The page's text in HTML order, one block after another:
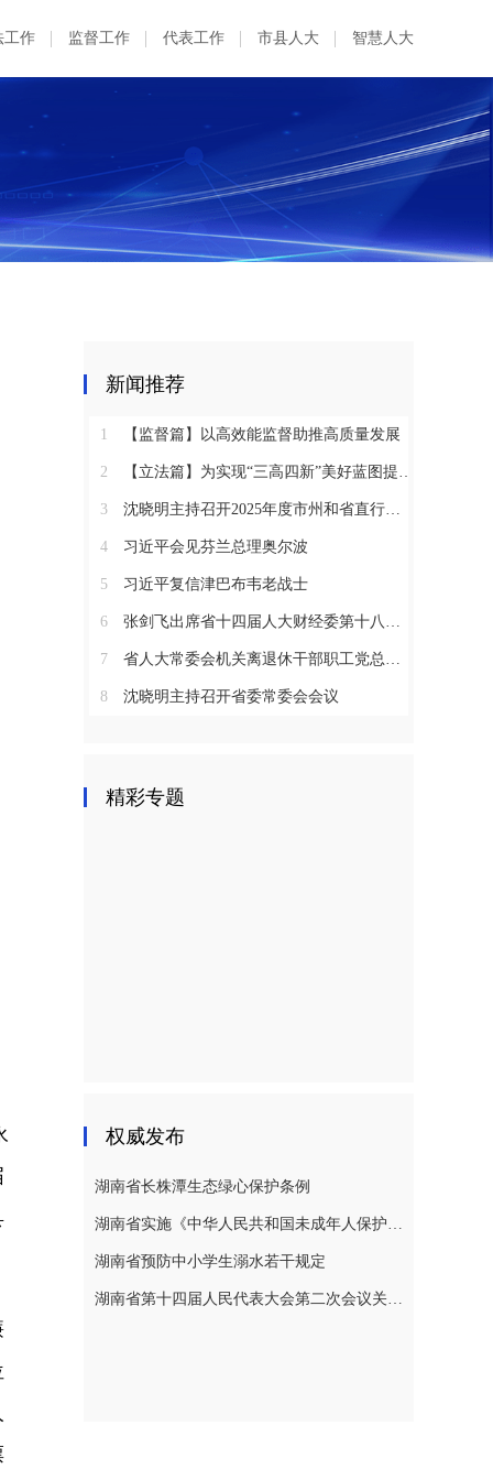
工作 监督工作 代表工作 市县人大 智慧人大
新闻推荐
1 【监督篇】以高效能监督助推高质量发展
2 【立法篇】为实现“三高四新”美好蓝图提供坚实法治保障
3 沈晓明主持召开2025年度市州和省直行业系统党（工）委书记抓基层党建工作述职评议会议
4 习近平会见芬兰总理奥尔波
5 习近平复信津巴布韦老战士
6 张剑飞出席省十四届人大财经委第十八次全体会议
7 省人大常委会机关离退休干部职工党总支召开2025年度总结表彰大会
8 沈晓明主持召开省委常委会会议
精彩专题
权威发布
湖南省长株潭生态绿心保护条例
湖南省实施《中华人民共和国未成年人保护法》若干规定
湖南省预防中小学生溺水若干规定
湖南省第十四届人民代表大会第二次会议关于湖南省人民代表大会常务委员会工作报告的决议